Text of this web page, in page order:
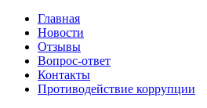
Главная
Новости
Отзывы
Вопрос-ответ
Контакты
Противодействие коррупции